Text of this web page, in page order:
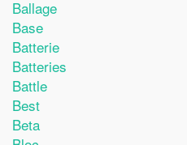
Ballage
Base
Batterie
Batteries
Battle
Best
Beta